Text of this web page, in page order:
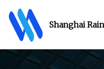
Shanghai